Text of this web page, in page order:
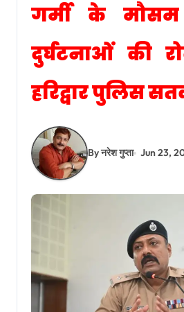
गर्मी के
दुर्घटनाओं की
हरिद्वार पुलिस
By नरेश गुप्ता Jun 23,